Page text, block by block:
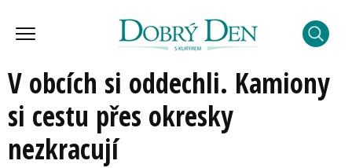
V obcích si oddechli. Kamiony
si cestu přes okresky
nezkracují